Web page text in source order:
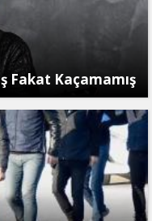
Fakat Kaçamamış